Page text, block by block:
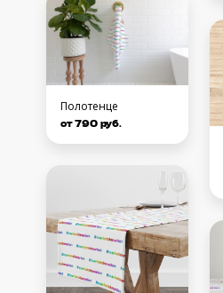
Полотенце
от 790 руб.